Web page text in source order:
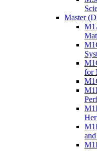
Master
for